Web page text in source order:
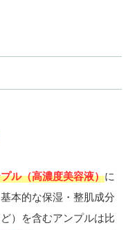
ル（高濃度美容液）に
本的な保湿・整肌成分
）を含むアンプルは比